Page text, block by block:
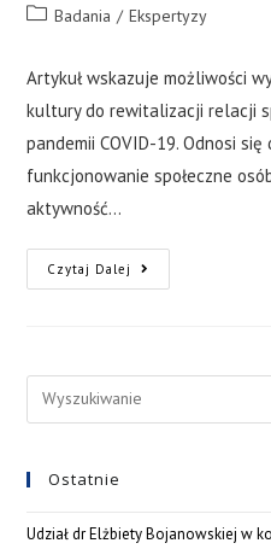
Badania / Ekspertyzy
Artykuł wskazuje możliwości
kultury do rewitalizacji relacji
pandemii COVID-19. Odnosi
funkcjonowanie społeczne
aktywność…
Czytaj Dalej
Ostatnie
Udział dr Elżbiety Bojanowskiej w